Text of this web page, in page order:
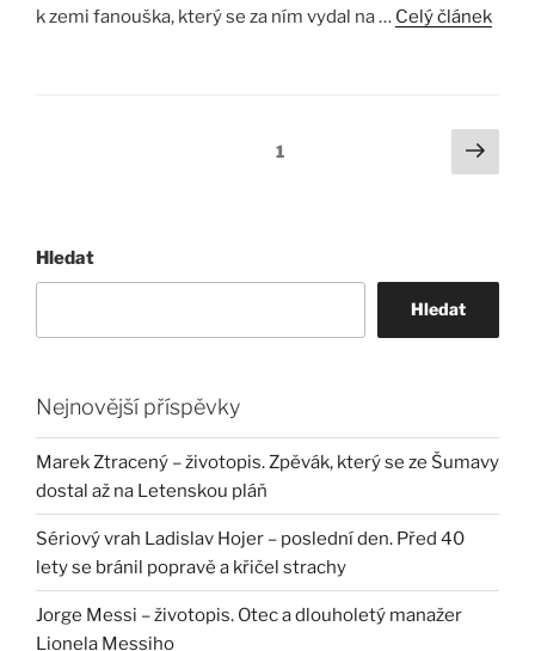
k zemi fanouška, který se za ním vydal na … Celý článek
Stránka:1
Další
Hledat
Hledat
Nejnovější příspěvky
Marek Ztracený – životopis. Zpěvák, který se ze Šumavy
dostal až na Letenskou pláň
Sériový vrah Ladislav Hojer – poslední den. Před 40
lety se bránil popravě a křičel strachy
Jorge Messi – životopis. Otec a dlouholetý manažer
Lionela Messiho